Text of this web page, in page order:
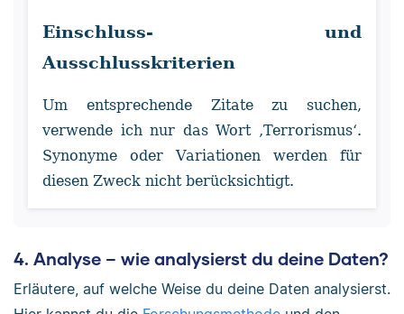
Einschluss- und
Ausschlusskriterien
Um entsprechende Zitate zu suchen,
verwende ich nur das Wort ‚Terrorismus‘.
Synonyme oder Variationen werden für
diesen Zweck nicht berücksichtigt.
4. Analyse – wie analysierst du deine Daten?
Erläutere, auf welche Weise du deine Daten analysierst.